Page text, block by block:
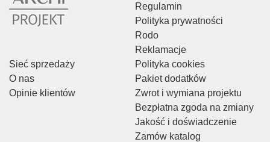
Sieć sprzedaży
O nas
Opinie klientów
Regulamin
Polityka prywatności
Rodo
Reklamacje
Polityka cookies
Pakiet dodatków
Zwrot i wymiana projektu
Bezpłatna zgoda na zmiany
Jakość i doświadczenie
Zamów katalog